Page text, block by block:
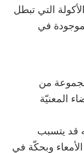
التي تبطل
في
مجموعة من
المعنيّة
قد يتسبب
وبحكّة في